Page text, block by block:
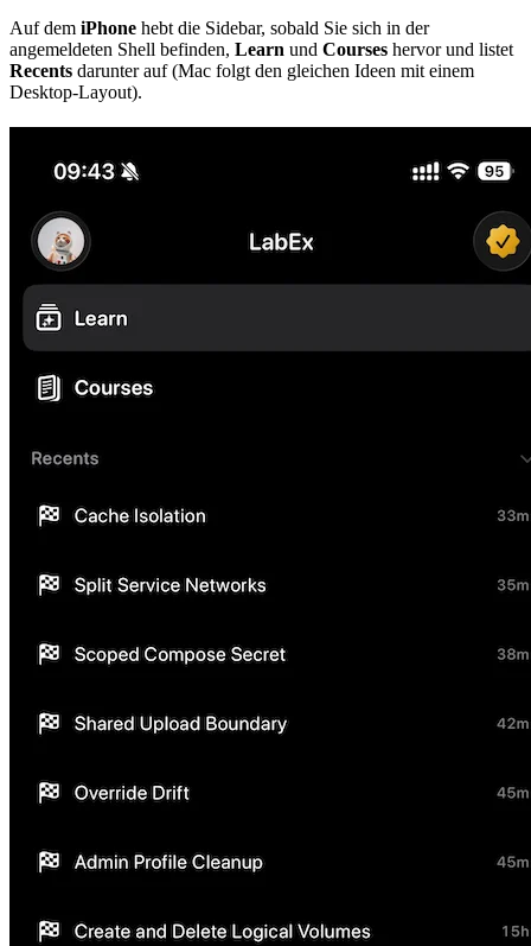
Auf dem iPhone hebt die Sidebar, sobald Sie sich in der
angemeldeten Shell befinden, Learn und Courses hervor und listet
Recents darunter auf (Mac folgt den gleichen Ideen mit einem
Desktop-Layout).